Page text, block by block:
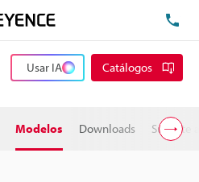
Usar IA Catálogos
Modelos Downloads Suporte